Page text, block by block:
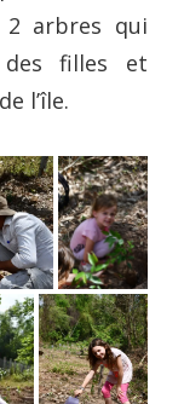
arbres qui
filles et
l’île.